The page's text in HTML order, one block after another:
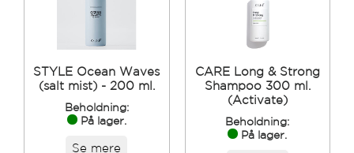
STYLE Ocean Waves
(salt mist) - 200 ml.
Beholdning:
På lager.
Se mere
CARE Long & Strong
Shampoo 300 ml.
(Activate)
Beholdning:
På lager.